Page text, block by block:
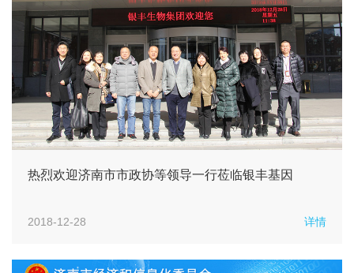
热烈欢迎济南市市政协等领导一行莅临银丰基因
2018-12-28 详情